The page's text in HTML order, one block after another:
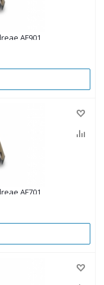
AF901
AF701